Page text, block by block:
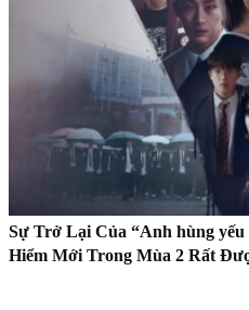
Sự Trở Lại Của “Anh hùng
Hiểm Mới Trong Mùa 2 Rất